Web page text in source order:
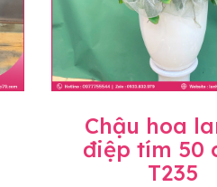
Chậu hoa
điệp tím 50
T235